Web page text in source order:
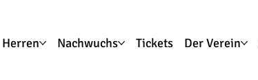
Herren Nachwuchs Tickets Der Verein